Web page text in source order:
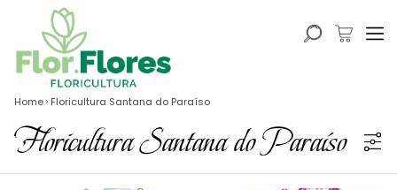
Home Floricultura Santana do Paraíso
Floricultura Santana do Paraíso